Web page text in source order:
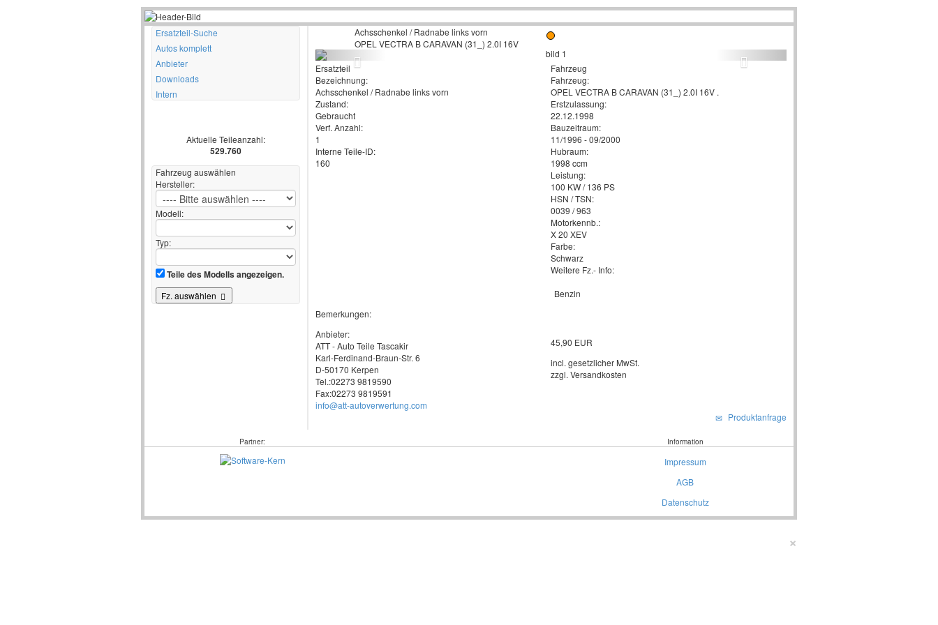
Ersatzteil-Suche
Autos komplett
Anbieter
Downloads
Intern
Aktuelle Teileanzahl:
529.760
Fahrzeug auswählen
Hersteller:
Modell:
Typ:
Teile des Modells angezeigen.
Fz. auswählen
Achsschenkel / Radnabe links vorn
OPEL VECTRA B CARAVAN (31_) 2.0I 16V
Ersatzteil
Bezeichnung:
Achsschenkel / Radnabe links vorn
Zustand:
Gebraucht
Verf. Anzahl:
1
Interne Teile-ID:
160
Fahrzeug
Fahrzeug:
OPEL VECTRA B CARAVAN (31_) 2.0I 16V .
Erstzulassung:
22.12.1998
Bauzeitraum:
11/1996 - 09/2000
Hubraum:
1998 ccm
Leistung:
100 KW / 136 PS
HSN / TSN:
0039 / 963
Motorkennb.:
X 20 XEV
Farbe:
Schwarz
Weitere Fz.- Info:
Benzin
Bemerkungen:
Anbieter:
ATT - Auto Teile Tascakir
Karl-Ferdinand-Braun-Str. 6
D-50170 Kerpen
Tel.:02273 9819590
Fax:02273 9819591
info@att-autoverwertung.com
45,90 EUR
incl. gesetzlicher MwSt.
zzgl. Versandkosten
Produktanfrage
Partner: Information
Impressum
AGB
Datenschutz
×